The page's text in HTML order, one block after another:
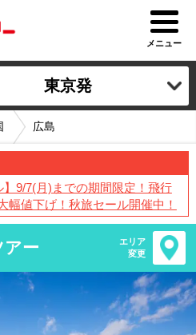
メニュー
東京発
広島
】9/7(月)までの期間限定！飛行
幅値下げ！秋旅セール開催中！
アー
エリア
変更